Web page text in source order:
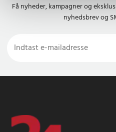
Få nyheder, kampagner og
nyhedsbrev og